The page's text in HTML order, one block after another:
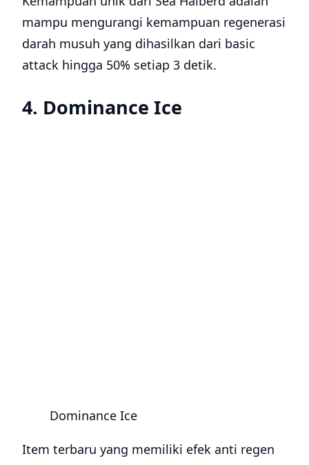
mampu mengurangi kemampuan regenerasi
darah musuh yang dihasilkan dari basic
attack hingga 50% setiap 3 detik.
4. Dominance Ice
Dominance Ice
Item terbaru yang memiliki efek anti regen